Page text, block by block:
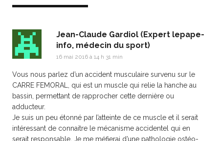
Jean-Claude Gardiol (Expert lepape-
info, médecin du sport)
16 mai 2016 à 14 h 31 min
Vous nous parlez d’un accident musculaire survenu sur le
CARRE FEMORAL, qui est un muscle qui relie la hanche au
bassin, permettant de rapprocher cette dernière ou
adducteur.
Je suis un peu étonné par l’atteinte de ce muscle et il serait
intéressant de connaitre le mécanisme accidentel qui en
serait responsable. Je me méfierai d’une pathologie ostéo-